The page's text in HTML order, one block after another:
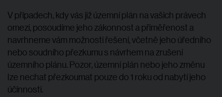
V případech, kdy vás již územní plán na vašich právech
omezí, posoudíme jeho zákonnost a přiměřenost a
navrhneme vám možnosti řešení, včetně jeho úředního
nebo soudního přezkumu s návrhem na zrušení
územního plánu. Pozor, územní plán nebo jeho změnu
lze nechat přezkoumat pouze do 1 roku od nabytí jeho
účinnosti.